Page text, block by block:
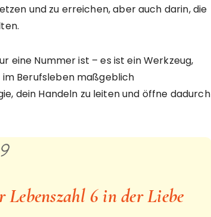
und zu erreichen, aber auch darin, die
eine Nummer ist – es ist ein Werkzeug,
Berufsleben maßgeblich
dein Handeln zu leiten und öffne dadurch
Lebenszahl 6 in der Liebe